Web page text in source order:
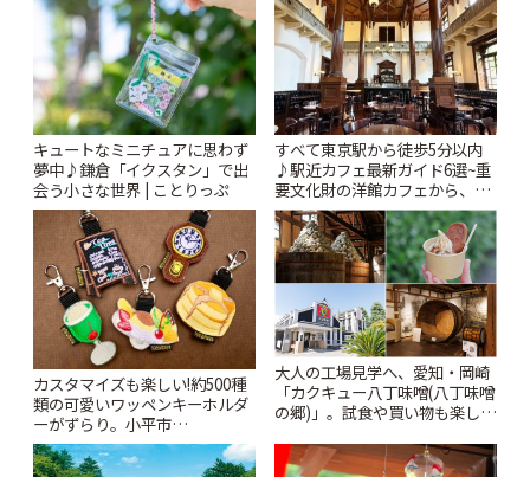
キュートなミニチュアに思わず
夢中♪鎌倉「イクスタン」で出
会う小さな世界 | ことりっぷ
すべて東京駅から徒歩5分以内
♪駅近カフェ最新ガイド6選~重
要文化財の洋館カフェから、改
札すぐのレトロ喫茶まで~ | こと
りっぷ
カスタマイズも楽しい!約500種
類の可愛いワッペンキーホルダ
ーがずらり。小平市
「Kimamaya T&K」 | ことりっ
ぷ
大人の工場見学へ、愛知・岡崎
「カクキュー八丁味噌(八丁味噌
の郷)」。試食や買い物も楽しみ